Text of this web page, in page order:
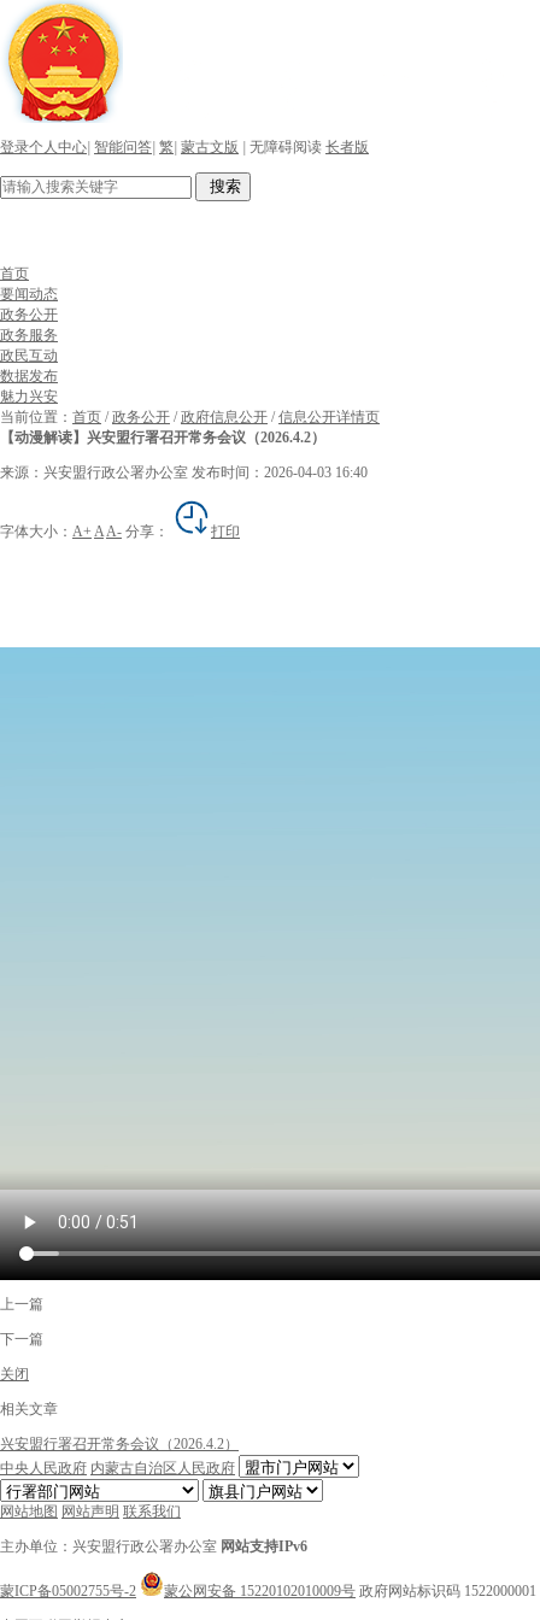
登录个人中心 智能问答 繁 蒙古文版 无障碍阅读 长者版
搜索
首页
要闻动态
政务公开
政务服务
政民互动
数据发布
魅力兴安
当前位置： 首页 /政务公开 /政府信息公开 /信息公开详情页
【动漫解读】兴安盟行署召开常务会议（2026.4.2）
来源：兴安盟行政公署办公室 发布时间：2026-04-03 16:40
字体大小： A+ AA- 分享： 打印
上一篇
下一篇
关闭
相关文章
兴安盟行署召开常务会议（2026.4.2）
中央人民政府 内蒙古自治区人民政府
网站地图 网站声明 联系我们
主办单位：兴安盟行政公署办公室 网站支持IPv6
蒙ICP备05002755号-2 蒙公网安备 15220102010009号 政府网站标识码 1522000001